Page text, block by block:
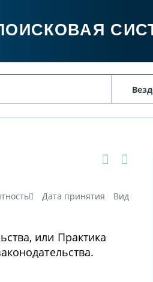
Дата принятия
Вид
или Практика